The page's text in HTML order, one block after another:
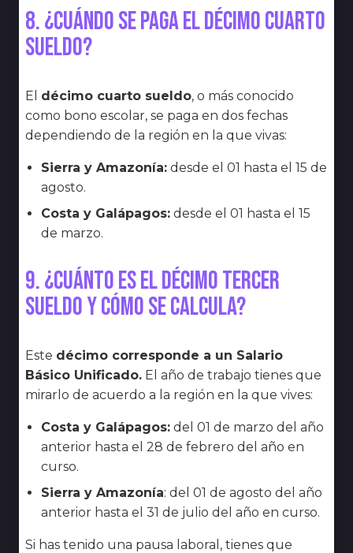
8. ¿Cuándo se paga el décimo cuarto
sueldo?
El décimo cuarto sueldo, o más conocido
como bono escolar, se paga en dos fechas
dependiendo de la región en la que vivas:
Sierra y Amazonía: desde el 01 hasta el 15 de
agosto.
Costa y Galápagos: desde el 01 hasta el 15
de marzo.
9. ¿Cuánto es el décimo tercer
sueldo y cómo se calcula?
Este décimo corresponde a un Salario
Básico Unificado. El año de trabajo tienes que
mirarlo de acuerdo a la región en la que vives:
Costa y Galápagos: del 01 de marzo del año
anterior hasta el 28 de febrero del año en
curso.
Sierra y Amazonía: del 01 de agosto del año
anterior hasta el 31 de julio del año en curso.
Si has tenido una pausa laboral, tienes que